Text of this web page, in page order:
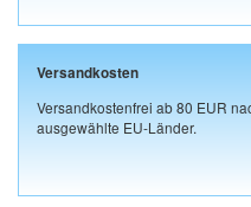
Versandkosten
Versandkostenfrei ab 80 EUR
ausgewählte EU-Länder.